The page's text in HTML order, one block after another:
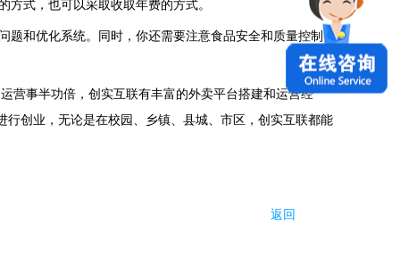
式，也可以采取收取年费的方式。
题和优化系统。同时，你还需要注意食品安全和质量控制等
营事半功倍，创实互联有丰富的外卖平台搭建和运营经
创业，无论是在校园、乡镇、县城、市区，创实互联都能
返回